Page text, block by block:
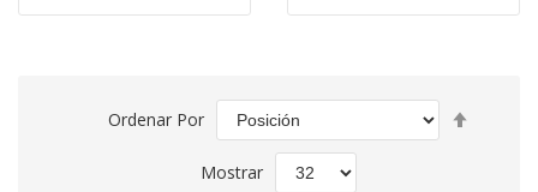
Ordenar Por
Mostrar